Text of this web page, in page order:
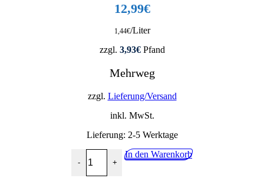
12,99€
1,44€/Liter
zzgl. 3,93€Pfand
Mehrweg
zzgl. Lieferung/Versand
inkl. MwSt.
Lieferung: 2-5 Werktage
-
Selters Naturell Gourmet 12x0,75L Menge
+
In den Warenkorb